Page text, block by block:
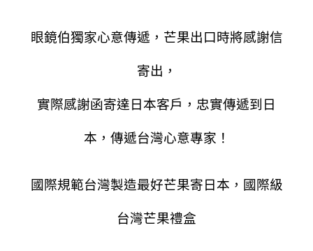
眼鏡伯獨家心意傳遞，芒果出口時將感謝信
寄出，
實際感謝函寄達日本客戶，忠實傳遞到日
本，傳遞台灣心意專家！
國際規範台灣製造最好芒果寄日本，國際級
台灣芒果禮盒